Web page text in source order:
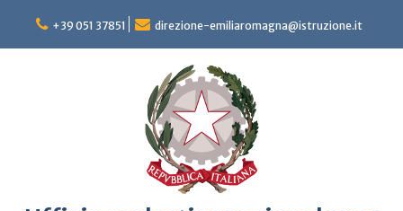
content
+39 051 37851 direzione-emiliaromagna@istruzione.it